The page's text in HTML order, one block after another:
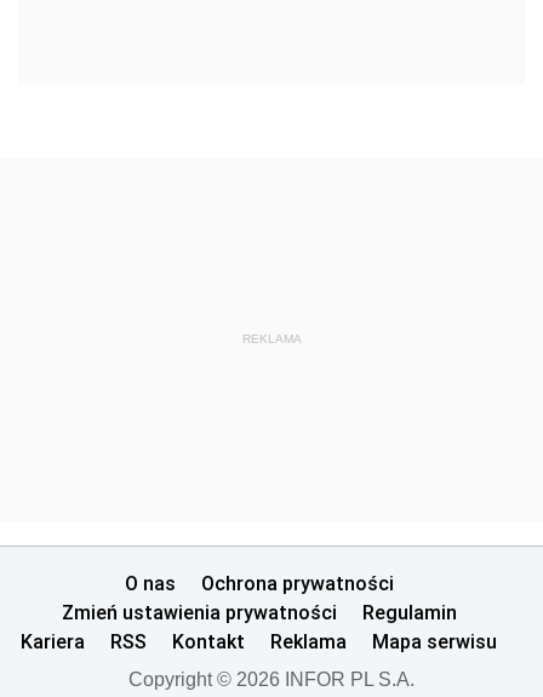
REKLAMA
O nas
Ochrona prywatności
Zmień ustawienia prywatności
Regulamin
Kariera
RSS Kontakt Reklama Mapa serwisu
Copyright © 2026 INFOR PL S.A.